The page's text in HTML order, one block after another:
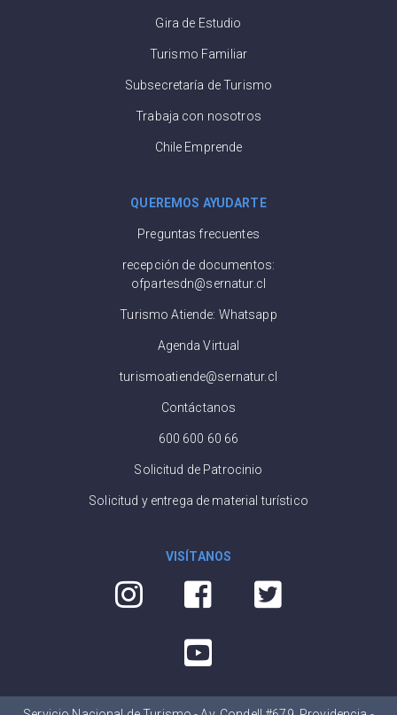
Gira de Estudio
Turismo Familiar
Subsecretaría de Turismo
Trabaja con nosotros
Chile Emprende
QUEREMOS AYUDARTE
Preguntas frecuentes
recepción de documentos:
ofpartesdn@sernatur.cl
Turismo Atiende: Whatsapp
Agenda Virtual
turismoatiende@sernatur.cl
Contáctanos
600 600 60 66
Solicitud de Patrocinio
Solicitud y entrega de material turístico
VISÍTANOS